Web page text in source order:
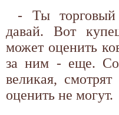
- Ты
давай. Вот
может оценить
за ним - еще.
великая,
оценить не могут.